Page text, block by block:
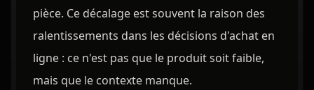
pièce. Ce décalage est souvent la raison des
ralentissements dans les décisions d'achat en
ligne : ce n'est pas que le produit soit faible,
mais que le contexte manque.